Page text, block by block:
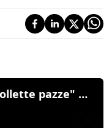
Gorizia: in 300 contro le "bollette pazze" dell'Eni